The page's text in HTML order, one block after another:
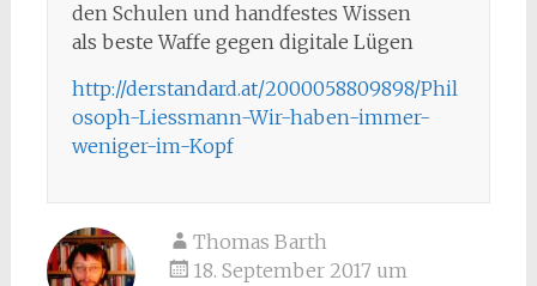
den Schulen und handfestes Wissen
als beste Waffe gegen digitale Lügen
http://derstandard.at/2000058809898/Phil
osoph-Liessmann-Wir-haben-immer-
weniger-im-Kopf
Thomas Barth
18. September 2017 um